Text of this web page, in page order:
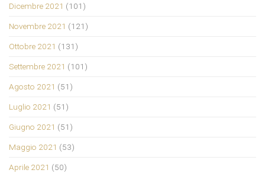
Dicembre 2021 (101)
Novembre 2021 (121)
Ottobre 2021 (131)
Settembre 2021 (101)
Agosto 2021 (51)
Luglio 2021 (51)
Giugno 2021 (51)
Maggio 2021 (53)
Aprile 2021 (50)